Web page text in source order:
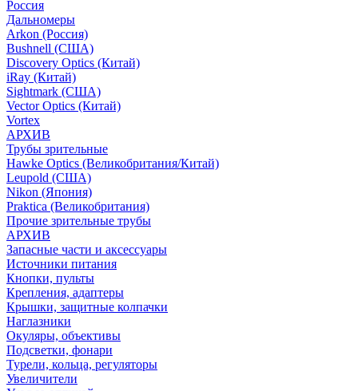
Россия
Дальномеры
Arkon (Россия)
Bushnell (США)
Discovery Optics (Китай)
iRay (Китай)
Sightmark (США)
Vector Optics (Китай)
Vortex
АРХИВ
Трубы зрительные
Hawke Optics (Великобритания/Китай)
Leupold (США)
Nikon (Япония)
Praktica (Великобритания)
Прочие зрительные трубы
АРХИВ
Запасные части и аксессуары
Источники питания
Кнопки, пульты
Крепления, адаптеры
Крышки, защитные колпачки
Наглазники
Окуляры, объективы
Подсветки, фонари
Турели, кольца, регуляторы
Увеличители